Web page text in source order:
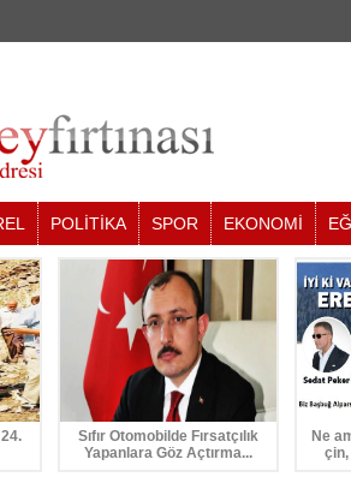
POLİTİKA SPOR EKONOMİ
Sıfır Otomobilde Fırsatçılık
Yapanlara Göz Açtırma...
Ne